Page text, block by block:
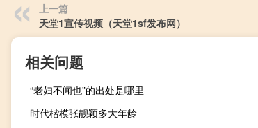
上一篇
天堂1宣传视频（天堂1sf发布网）
相关问题
“老妇不闻也”的出处是哪里
时代楷模张靓颖多大年龄